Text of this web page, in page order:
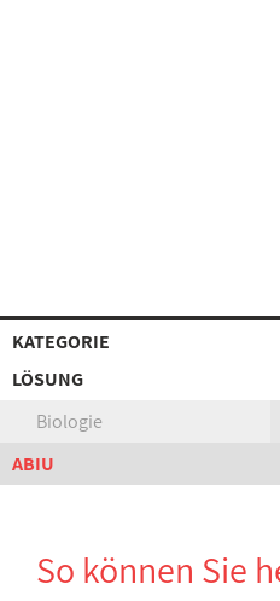
KATEGORIE
LÖSUNG
Biologie
ABIU
So können Sie